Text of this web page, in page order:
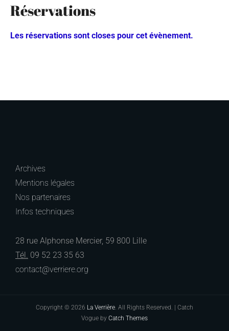
Réservations
Les réservations sont closes pour cet évènement.
Archives
Mentions légales
Nos partenaires
Infos techniques
28 rue Alphonse Mercier, 59 800 Lille
Tél. 09 52 23 35 63
contact@verriere.org
Copyright © 2026 La Verrière. All Rights Reserved. | Catch
Vogue by Catch Themes